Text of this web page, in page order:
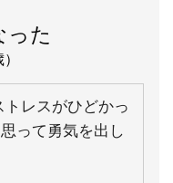
った
レスがひどかっ
って勇気を出し